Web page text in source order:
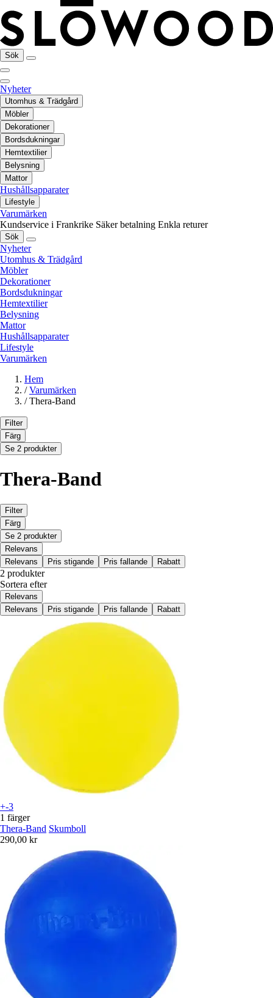
Sök
Nyheter
Utomhus & Trädgård
Möbler
Dekorationer
Bordsdukningar
Hemtextilier
Belysning
Mattor
Hushållsapparater
Lifestyle
Varumärken
Kundservice i Frankrike Säker betalning Enkla returer
Sök
Nyheter
Utomhus & Trädgård
Möbler
Dekorationer
Bordsdukningar
Hemtextilier
Belysning
Mattor
Hushållsapparater
Lifestyle
Varumärken
Hem
/ Varumärken
/ Thera-Band
Filter
Färg
Se 2 produkter
Thera-Band
Filter
Färg
Se 2 produkter
Relevans
Relevans
Pris stigande Pris fallande Rabatt
2 produkter
Sortera efter
Relevans
Relevans
Pris stigande Pris fallande Rabatt
+-3
1 färger
Thera-Band Skumboll
290,00 kr